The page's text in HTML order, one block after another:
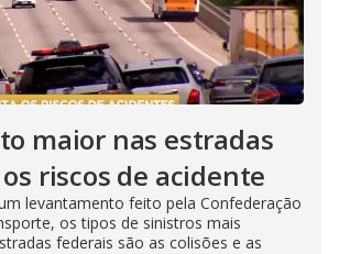
maior nas estradas
riscos de acidente
levantamento feito pela Confederação
os tipos de sinistros mais
federais são as colisões e as